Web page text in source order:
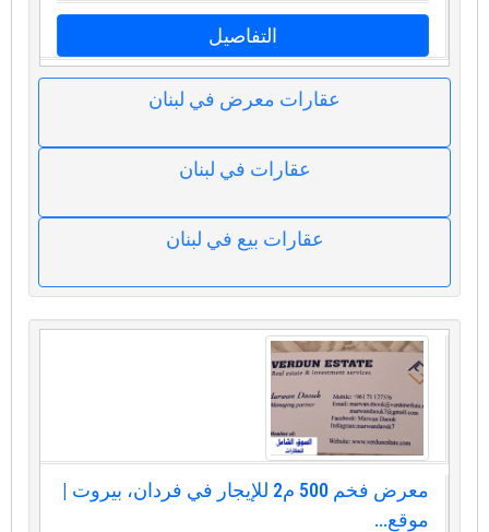
التفاصيل
عقارات معرض في لبنان
عقارات في لبنان
عقارات بيع في لبنان
معرض فخم 500 م2 للإيجار في فردان، بيروت |
موقع...